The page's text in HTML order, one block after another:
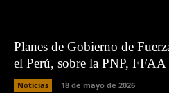
Planes de Gobierno de
el Perú, sobre la PNP,
Noticias 18 de mayo de 2026